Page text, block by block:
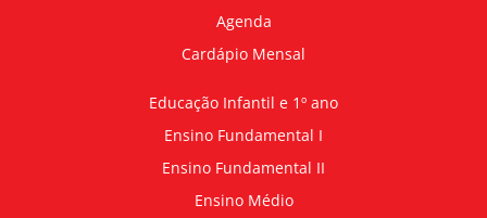
Agenda
Cardápio Mensal
Educação Infantil e 1º ano
Ensino Fundamental I
Ensino Fundamental II
Ensino Médio